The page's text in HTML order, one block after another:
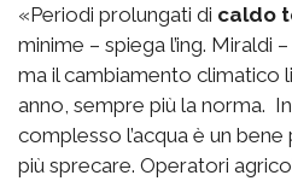
«Periodi prolungati di caldo
minime – spiega l’ing. Miraldi
ma il cambiamento climatico
anno, sempre più la norma.
complesso l’acqua è un
più sprecare. Operatori